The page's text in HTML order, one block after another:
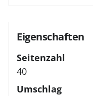
Eigenschaften
Seitenzahl
40
Umschlag